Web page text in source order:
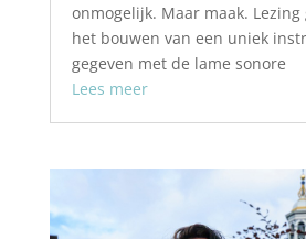
onmogelijk. Maar maak. Lezing
het bouwen van een uniek
gegeven met de lame sonore
Lees meer